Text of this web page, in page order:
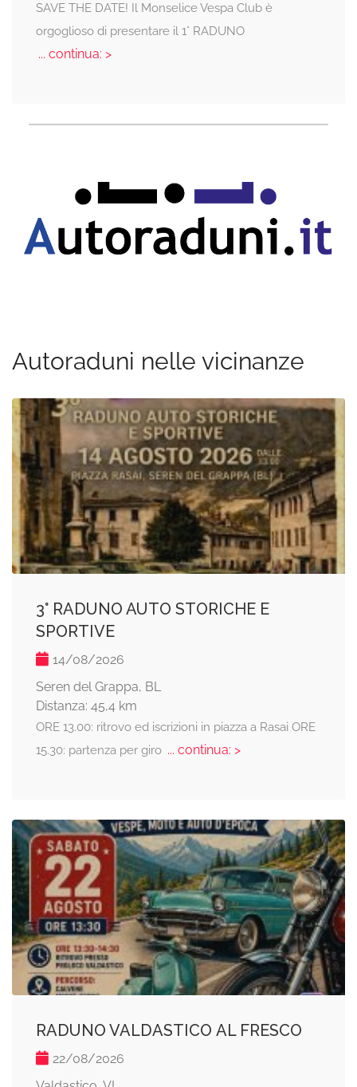
SAVE THE DATE! Il Monselice Vespa Club è
orgoglioso di presentare il 1° RADUNO
... continua: >
Autoraduni nelle vicinanze
3° RADUNO AUTO STORICHE E
SPORTIVE
14/08/2026
Seren del Grappa, BL
Distanza: 45,4 km
ORE 13.00: ritrovo ed iscrizioni in piazza a Rasai ORE
15.30: partenza per giro... continua: >
RADUNO VALDASTICO AL FRESCO
22/08/2026